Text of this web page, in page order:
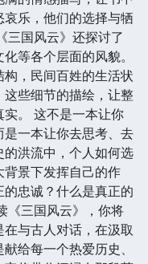
乐，他们的选择与牺
三国风云》还探讨了
等各个层面的风貌。
，民间百姓的生活状
些细节的描绘，让整
。 这不是一本让你
一本让你去思考、去
洪流中，个人如何选
景下发挥自己的作
忠诚？什么是真正的
《三国风云》，你将
与古人对话，在汲取
给每一个热爱历史、